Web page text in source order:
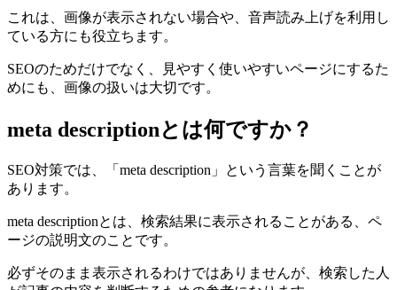
これは、画像が表示されない場合や、音声読み上げを利用し
ている方にも役立ちます。
SEOのためだけでなく、見やすく使いやすいページにするた
めにも、画像の扱いは大切です。
meta descriptionとは何ですか？
SEO対策では、「meta description」という言葉を聞くことが
あります。
meta descriptionとは、検索結果に表示されることがある、ペ
ージの説明文のことです。
必ずそのまま表示されるわけではありませんが、検索した人